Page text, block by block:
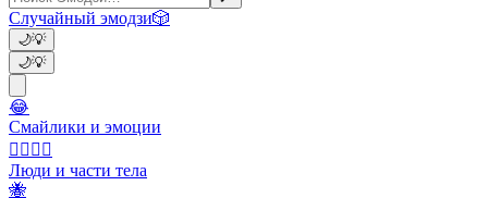
Случайный эмодзи🎲
🌙💡
🌙💡
😂
Смайлики и эмоции
👩‍❤️‍💋‍👨
Люди и части тела
🐝